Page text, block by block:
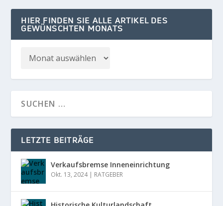
HIER FINDEN SIE ALLE ARTIKEL DES
GEWÜNSCHTEN MONATS
LETZTE BEITRÄGE
Verkaufsbremse Inneneinrichtung
Okt. 13, 2024| RATGEBER